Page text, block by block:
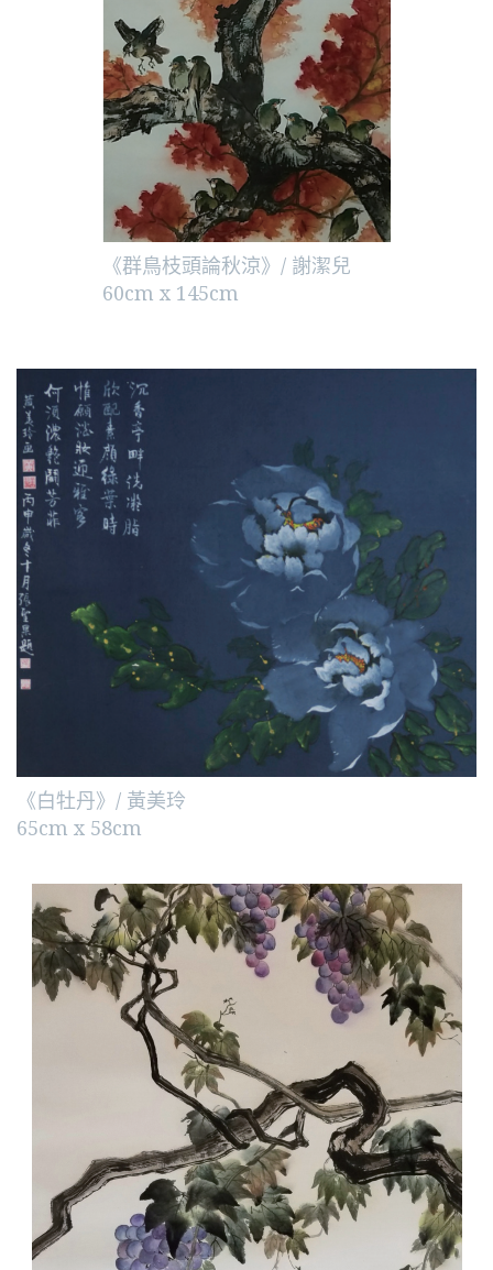
《群鳥枝頭論秋涼》/ 謝潔兒
60cm x 145cm
《白牡丹》/ 黃美玲
65cm x 58cm